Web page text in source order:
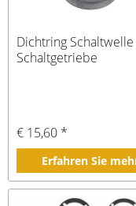
Dichtring Schaltwelle
Schaltgetriebe
€ 15,60 *
Erfahren Sie